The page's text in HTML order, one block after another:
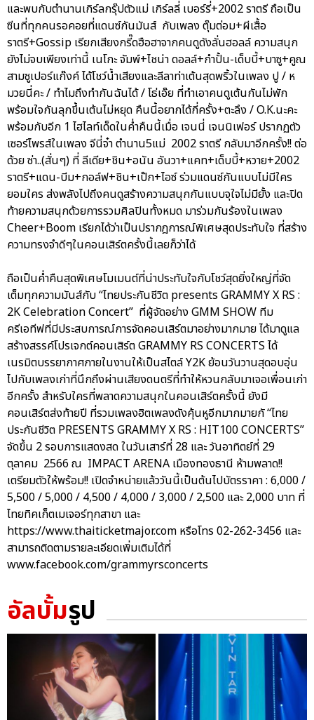
และพบกับตำนานเกิร์ลกรุ๊ปตัวแม่ เกิร์ลลี่ เบอร์รี่+2002 ราตรี ถือเป็น
ซีนที่ทุกคนรอคอยที่แดนซ์กันมันส์ กับเพลง ตุ๊มต่อม+ผีเสื้อ
ราตรี+Gossip เรียกเสียงกรี๊ดฮือฮาจากคนดูดังลั่นฮอลล์ ความสนุก
ยังไม่จบเพียงเท่านี้ เนโกะ จัมพ์+ไชน่า ดอลล์+กำปั้น-เด็บบี้+บาซู+คูณ
สามซูเปอร์แก๊งค์ ได้โชว์น้ำเสียงและลีลาท่าเต้นสุดพริ้วในเพลง ปู / ห
มวยนี่คะ / ทำไมถึงทำกันฉันได้ / โธ่เอ๊ย ที่ทำเอาคนดูเต้นกันไม่พัก
พร้อมใจกันลุกขึ้นเต้นไม่หยุด คืนนี้อยากได้กี่ครั้ง+ตะลึง / O.K.นะคะ
พร้อมกับอีก 1 ไฮไลท์เด็ดในค่ำคืนนี้เมื่อ เจนนี่ เจนนิเฟอร์ ปรากฏตัว
เซอร์ไพรส์ในเพลง จีนี่จ๋า ตำนาน5แม่ 2002 ราตรี กลับมาอีกครั้ง!! ต่อ
ด้วย ซ่า..(สั่นๆ) ที่ ลีเดีย+ชิน+อนัน อันวา+แคท+เด็บบี้+หวาย+2002
ราตรี+แดน-บีม+กอล์ฟ+ชิน+เป๊ก+ไอซ์ ร่วมแดนซ์กันแบบไม่มีใคร
ยอมใคร ส่งพลังไปถึงคนดูสร้างความสนุกกันแบบจุใจไม่มียั้ง และปิด
ท้ายความสนุกด้วยการรวมศิลปินทั้งหมด มาร่วมกันร้องในเพลง
Cheer+Boom เรียกได้ว่าเป็นปรากฎการณ์พิเศษสุดประทับใจ ที่สร้าง
ความทรงจำดีๆในคอนเสิร์ตครั้งนี้เลยก็ว่าได้
ถือเป็นค่ำคืนสุดพิเศษโมเมนต์ที่น่าประทับใจกับโชว์สุดยิ่งใหญ่ที่จัด
เต็มทุกความมันส์กับ “ไทยประกันชีวิต presents GRAMMY X RS :
2K Celebration Concert” ที่ผู้จัดอย่าง GMM SHOW ทีม
ครีเอทีฟที่มีประสบการณ์การจัดคอนเสิร์ตมาอย่างมากมาย ได้มาดูแล
สร้างสรรค์โปรเจกต์คอนเสิร์ต GRAMMY RS CONCERTS ได้
เนรมิตบรรยากาศภายในงานให้เป็นสไตล์ Y2K ย้อนวันวานสุดอบอุ่น
ไปกับเพลงเก่าที่นึกถึงผ่านเสียงดนตรีที่ทำให้หวนกลับมาเจอเพื่อนเก่า
อีกครั้ง สำหรับใครที่พลาดความสนุกในคอนเสิร์ตครั้งนี้ ยังมี
คอนเสิร์ตส่งท้ายปี ที่รวมเพลงฮิตเพลงดังคุ้นหูอีกมากมายกั “ไทย
ประกันชีวิต PRESENTS GRAMMY X RS : HIT100 CONCERTS”
จัดขึ้น 2 รอบการแสดงสด ในวันเสาร์ที่ 28 และ วันอาทิตย์ที่ 29
ตุลาคม 2566 ณ IMPACT ARENA เมืองทองธานี ห้ามพลาด!!
เตรียมตัวให้พร้อม!! เปิดจำหน่ายแล้ววันนี้เป็นต้นไปบัตรราคา : 6,000 /
5,500 / 5,000 / 4,500 / 4,000 / 3,000 / 2,500 และ 2,000 บาท ที่
ไทยทิคเก็ตเมเจอร์ทุกสาขา และ
https://www.thaiticketmajor.com หรือโทร 02-262-3456 และ
สามารถติดตามรายละเอียดเพิ่มเติมได้ที่
www.facebook.com/grammyrsconcerts
อัลบั้มรูป